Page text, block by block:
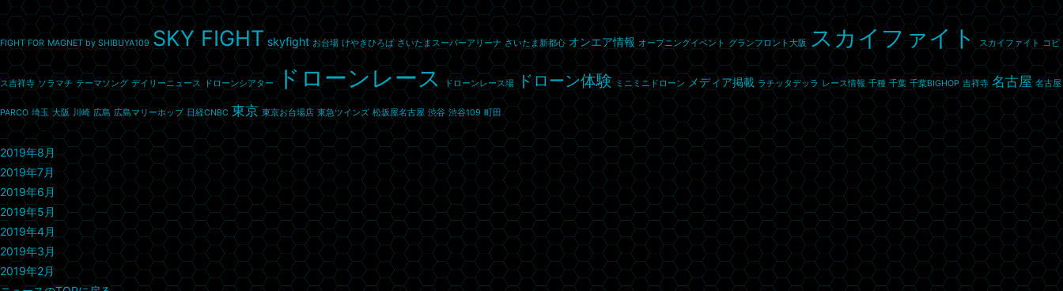
タグ
FIGHT FOR MAGNET by SHIBUYA109 SKY FIGHT skyfight お台場 けやきひろば さいたまスーパーアリーナ さいたま新都心 オンエア情報 オープニングイベント グランフロント大阪 スカイファイト スカイファイト コピ
ス吉祥寺 ソラマチ テーマソング デイリーニュース ドローンシアター ドローンレース ドローンレース場 ドローン体験 ミニミニドローン メディア掲載 ラチッタデッラ レース情報 千種 千葉 千葉BIGHOP 吉祥寺 名古屋 名古屋
PARCO 埼玉 大阪 川崎 広島 広島マリーホップ 日経CNBC 東京 東京お台場店 東急ツインズ 松坂屋名古屋 渋谷 渋谷109 町田
アーカイブ
2019年8月
2019年7月
2019年6月
2019年5月
2019年4月
2019年3月
2019年2月